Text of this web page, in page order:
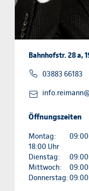
Bahnhofstr. 28 a,
03883 66183
Öffnungszeiten
Montag:
18:00 Uhr
Dienstag:
Mittwoch:
Donnerstag: